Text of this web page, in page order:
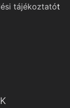
tájékoztatót